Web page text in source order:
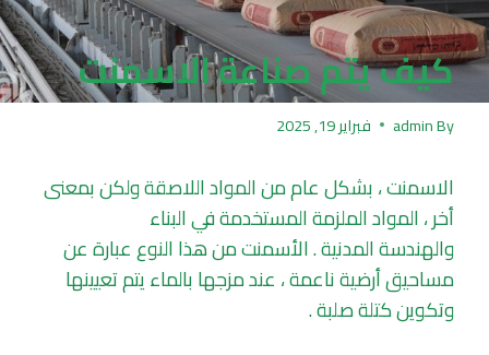
كيف يتم صناعة الاسمنت
By
admin فبراير 19, 2025
الاسمنت ، بشكل عام من المواد اللاصقة ولكن بمعنى
أخر ، المواد الملزمة المستخدمة في البناء
والهندسة المدنية . الأسمنت من هذا النوع عبارة عن
مساحيق أرضية ناعمة ، عند مزجها بالماء يتم تعيينها
وتكوين كتلة صلبة .